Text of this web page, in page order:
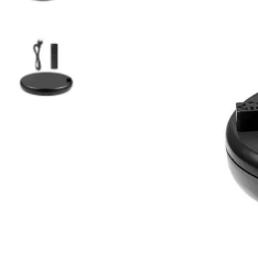
8.
.